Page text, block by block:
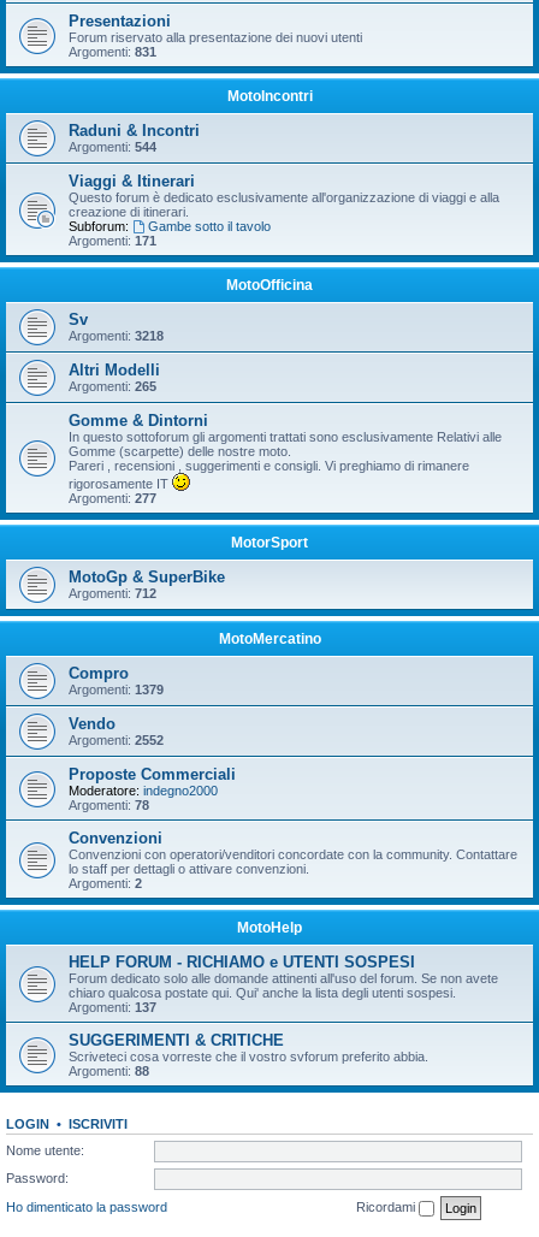
Presentazioni
Forum riservato alla presentazione dei nuovi utenti
Argomenti: 831
MotoIncontri
Raduni & Incontri
Argomenti: 544
Viaggi & Itinerari
Questo forum è dedicato esclusivamente all'organizzazione di viaggi e alla
creazione di itinerari.
Subforum:
Gambe sotto il tavolo
Argomenti: 171
MotoOfficina
Sv
Argomenti: 3218
Altri Modelli
Argomenti: 265
Gomme & Dintorni
In questo sottoforum gli argomenti trattati sono esclusivamente Relativi alle
Gomme (scarpette) delle nostre moto.
Pareri , recensioni , suggerimenti e consigli. Vi preghiamo di rimanere
rigorosamente IT
Argomenti: 277
MotorSport
MotoGp & SuperBike
Argomenti: 712
MotoMercatino
Compro
Argomenti: 1379
Vendo
Argomenti: 2552
Proposte Commerciali
Moderatore: indegno2000
Argomenti: 78
Convenzioni
Convenzioni con operatori/venditori concordate con la community. Contattare
lo staff per dettagli o attivare convenzioni.
Argomenti: 2
MotoHelp
HELP FORUM - RICHIAMO e UTENTI SOSPESI
Forum dedicato solo alle domande attinenti all'uso del forum. Se non avete
chiaro qualcosa postate qui. Qui' anche la lista degli utenti sospesi.
Argomenti: 137
SUGGERIMENTI & CRITICHE
Scriveteci cosa vorreste che il vostro svforum preferito abbia.
Argomenti: 88
LOGIN •
ISCRIVITI
Nome utente:
Password:
Ho dimenticato la password
Ricordami